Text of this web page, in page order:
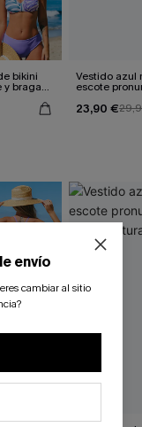
bikini
y braga
Vestido azul
escote
23,90 €
envío
cambiar al sitio